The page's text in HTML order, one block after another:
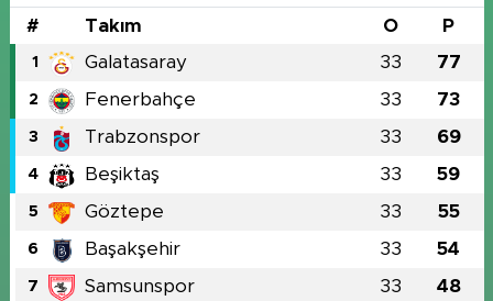
# Takım O P
1 Galatasaray 33 77
2 Fenerbahçe 33 73
3 Trabzonspor 33 69
4 Beşiktaş 33 59
5 Göztepe 33 55
6 Başakşehir 33 54
7 Samsunspor 33 48